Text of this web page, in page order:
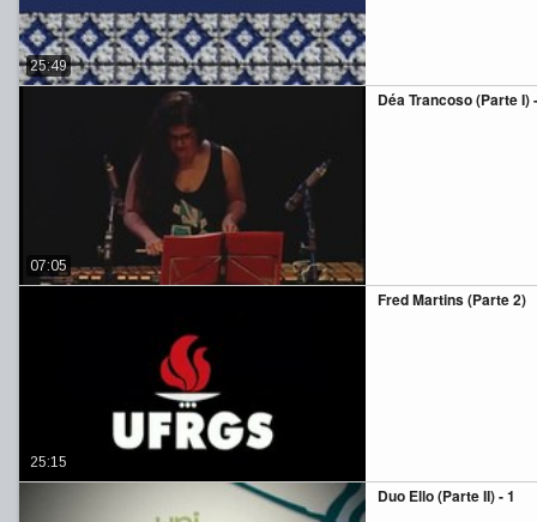
25:49
Déa Trancoso (Parte I)
07:05
Fred Martins (Parte 2)
25:15
Duo Ello (Parte II) - 1